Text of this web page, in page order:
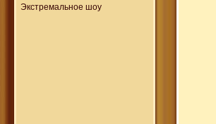
Экстремальное шоу